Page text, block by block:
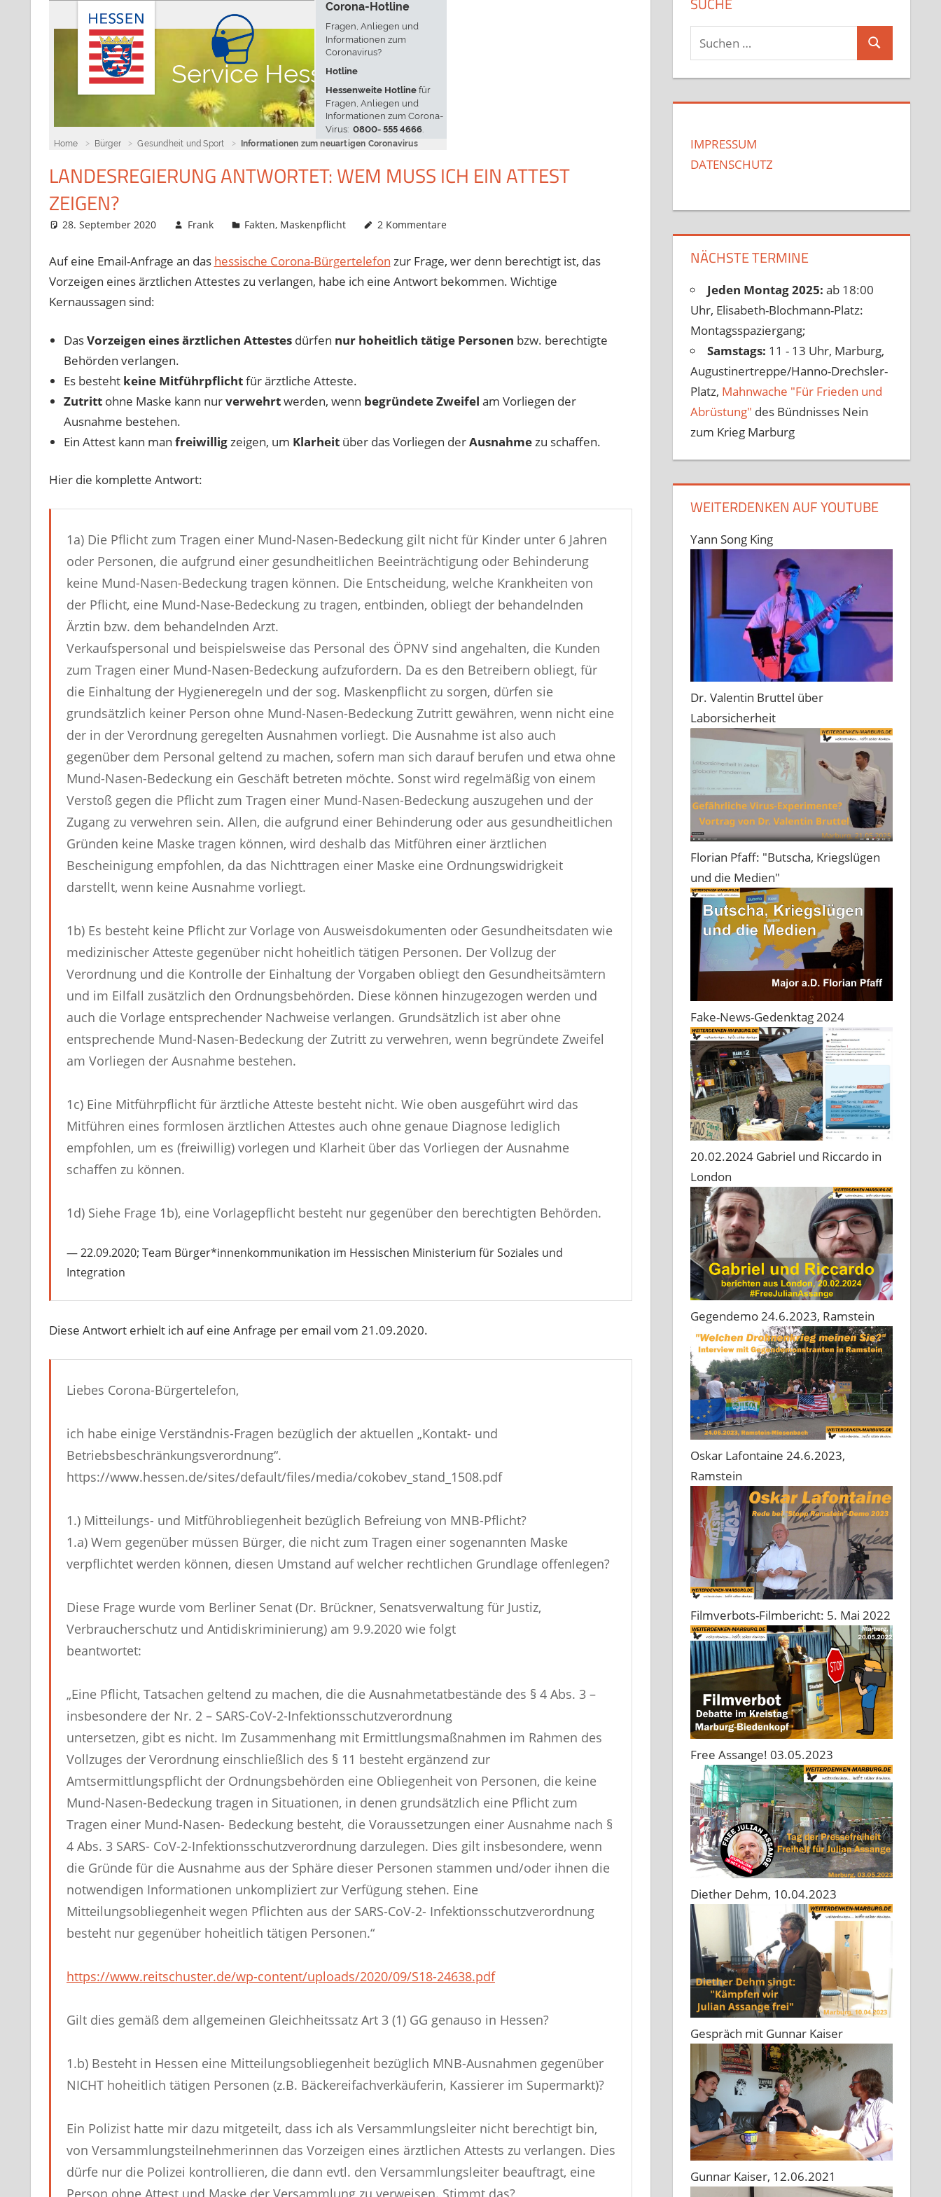
LANDESREGIERUNG ANTWORTET: WEM MUSS ICH EIN ATTEST
ZEIGEN?
28. September 2020 Frank Fakten, Maskenpflicht 2 Kommentare
Auf eine Email-Anfrage an das hessische Corona-Bürgertelefon zur Frage, wer denn berechtigt ist, das
Vorzeigen eines ärztlichen Attestes zu verlangen, habe ich eine Antwort bekommen. Wichtige
Kernaussagen sind:
DasVorzeigen eines ärztlichen Attestesdürfen nur hoheitlich tätige Personen bzw. berechtigte
Behörden verlangen.
Es besteht keine Mitführpflichtfür ärztliche Atteste.
Zutrittohne Maske kann nurverwehrtwerden, wenn begründete Zweifel am Vorliegen der
Ausnahme bestehen.
Ein Attest kann man freiwilligzeigen, um Klarheitüber das Vorliegen derAusnahmezu schaffen.
Hier die komplette Antwort:
1a) Die Pflicht zum Tragen einer Mund-Nasen-Bedeckung gilt nicht für Kinder unter 6 Jahren
oder Personen, die aufgrund einer gesundheitlichen Beeinträchtigung oder Behinderung
keine Mund-Nasen-Bedeckung tragen können. Die Entscheidung, welche Krankheiten von
der Pflicht, eine Mund-Nase-Bedeckung zu tragen, entbinden, obliegt der behandelnden
Ärztin bzw. dem behandelnden Arzt.
Verkaufspersonal und beispielsweise das Personal des ÖPNV sind angehalten, die Kunden
zum Tragen einer Mund-Nasen-Bedeckung aufzufordern. Da es den Betreibern obliegt, für
die Einhaltung der Hygieneregeln und der sog. Maskenpflicht zu sorgen, dürfen sie
grundsätzlich keiner Person ohne Mund-Nasen-Bedeckung Zutritt gewähren, wenn nicht eine
der in der Verordnung geregelten Ausnahmen vorliegt. Die Ausnahme ist also auch
gegenüber dem Personal geltend zu machen, sofern man sich darauf berufen und etwa ohne
Mund-Nasen-Bedeckung ein Geschäft betreten möchte. Sonst wird regelmäßig von einem
Verstoß gegen die Pflicht zum Tragen einer Mund-Nasen-Bedeckung auszugehen und der
Zugang zu verwehren sein. Allen, die aufgrund einer Behinderung oder aus gesundheitlichen
Gründen keine Maske tragen können, wird deshalb das Mitführen einer ärztlichen
Bescheinigung empfohlen, da das Nichttragen einer Maske eine Ordnungswidrigkeit
darstellt, wenn keine Ausnahme vorliegt.
1b) Es besteht keine Pflicht zur Vorlage von Ausweisdokumenten oder Gesundheitsdaten wie
medizinischer Atteste gegenüber nicht hoheitlich tätigen Personen. Der Vollzug der
Verordnung und die Kontrolle der Einhaltung der Vorgaben obliegt den Gesundheitsämtern
und im Eilfall zusätzlich den Ordnungsbehörden. Diese können hinzugezogen werden und
auch die Vorlage entsprechender Nachweise verlangen. Grundsätzlich ist aber ohne
entsprechende Mund-Nasen-Bedeckung der Zutritt zu verwehren, wenn begründete Zweifel
am Vorliegen der Ausnahme bestehen.
1c) Eine Mitführpflicht für ärztliche Atteste besteht nicht. Wie oben ausgeführt wird das
Mitführen eines formlosen ärztlichen Attestes auch ohne genaue Diagnose lediglich
empfohlen, um es (freiwillig) vorlegen und Klarheit über das Vorliegen der Ausnahme
schaffen zu können.
1d) Siehe Frage 1b), eine Vorlagepflicht besteht nur gegenüber den berechtigten Behörden.
22.09.2020; Team Bürger*innenkommunikation im Hessischen Ministerium für Soziales und
Integration
Diese Antwort erhielt ich auf eine Anfrage per email vom 21.09.2020.
Liebes Corona-Bürgertelefon,
ich habe einige Verständnis-Fragen bezüglich der aktuellen „Kontakt- und
Betriebsbeschränkungsverordnung“.
https://www.hessen.de/sites/default/files/media/cokobev_stand_1508.pdf
1.) Mitteilungs- und Mitführobliegenheit bezüglich Befreiung von MNB-Pflicht?
1.a) Wem gegenüber müssen Bürger, die nicht zum Tragen einer sogenannten Maske
verpflichtet werden können, diesen Umstand auf welcher rechtlichen Grundlage offenlegen?
Diese Frage wurde vom Berliner Senat (Dr. Brückner, Senatsverwaltung für Justiz,
Verbraucherschutz und Antidiskriminierung) am 9.9.2020 wie folgt
beantwortet:
„Eine Pflicht, Tatsachen geltend zu machen, die die Ausnahmetatbestände des § 4 Abs. 3 –
insbesondere der Nr. 2 – SARS-CoV-2-Infektionsschutzverordnung
untersetzen, gibt es nicht. Im Zusammenhang mit Ermittlungsmaßnahmen im Rahmen des
Vollzuges der Verordnung einschließlich des § 11 besteht ergänzend zur
Amtsermittlungspflicht der Ordnungsbehörden eine Obliegenheit von Personen, die keine
Mund-Nasen-Bedeckung tragen in Situationen, in denen grundsätzlich eine Pflicht zum
Tragen einer Mund-Nasen- Bedeckung besteht, die Voraussetzungen einer Ausnahme nach §
4 Abs. 3 SARS- CoV-2-Infektionsschutzverordnung darzulegen. Dies gilt insbesondere, wenn
die Gründe für die Ausnahme aus der Sphäre dieser Personen stammen und/oder ihnen die
notwendigen Informationen unkompliziert zur Verfügung stehen. Eine
Mitteilungsobliegenheit wegen Pflichten aus der SARS-CoV-2- Infektionsschutzverordnung
besteht nur gegenüber hoheitlich tätigen Personen.“
https://www.reitschuster.de/wp-content/uploads/2020/09/S18-24638.pdf
Gilt dies gemäß dem allgemeinen Gleichheitssatz Art 3 (1) GG genauso in Hessen?
1.b) Besteht in Hessen eine Mitteilungsobliegenheit bezüglich MNB-Ausnahmen gegenüber
NICHT hoheitlich tätigen Personen (z.B. Bäckereifachverkäuferin, Kassierer im Supermarkt)?
Ein Polizist hatte mir dazu mitgeteilt, dass ich als Versammlungsleiter nicht berechtigt bin,
von Versammlungsteilnehmerinnen das Vorzeigen eines ärztlichen Attests zu verlangen. Dies
dürfe nur die Polizei kontrollieren, die dann evtl. den Versammlungsleiter beauftragt, eine
Person ohne Attest und Maske der Versammlung zu verweisen. Stimmt das?
Suchen
nach:
Suchen
IMPRESSUM
DATENSCHUTZ
NÄCHSTE TERMINE
Jeden Montag 2025:ab 18:00
Uhr, Elisabeth-Blochmann-Platz:
Montagsspaziergang;
Samstags: 11 - 13 Uhr, Marburg,
Augustinertreppe/Hanno-Drechsler-
Platz, Mahnwache "Für Frieden und
Abrüstung" des Bündnisses Nein
zum Krieg Marburg
WEITERDENKEN AUF YOUTUBE
Yann Song King
Dr. Valentin Bruttel über
Laborsicherheit
Florian Pfaff: "Butscha, Kriegslügen
und die Medien"
Fake-News-Gedenktag 2024
20.02.2024 Gabriel und Riccardo in
London
Gegendemo 24.6.2023, Ramstein
Oskar Lafontaine 24.6.2023,
Ramstein
Filmverbots-Filmbericht: 5. Mai 2022
Free Assange! 03.05.2023
Diether Dehm, 10.04.2023
Gespräch mit Gunnar Kaiser
Gunnar Kaiser, 12.06.2021